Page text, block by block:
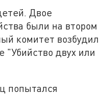
Двое
были на втором
комитет возбудил
"Убийство двух или
попытался